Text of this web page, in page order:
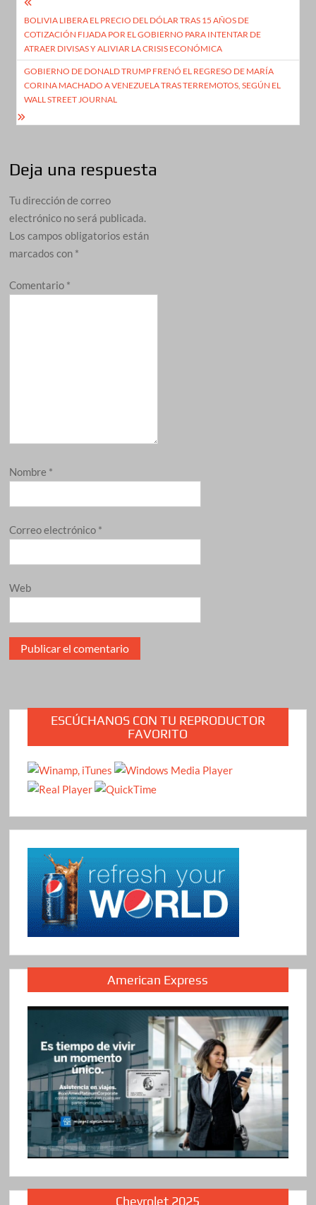
Navegación
de
entradas
BOLIVIA LIBERA EL PRECIO DEL DÓLAR TRAS 15 AÑOS DE
COTIZACIÓN FIJADA POR EL GOBIERNO PARA INTENTAR DE
ATRAER DIVISAS Y ALIVIAR LA CRISIS ECONÓMICA
GOBIERNO DE DONALD TRUMP FRENÓ EL REGRESO DE MARÍA
CORINA MACHADO A VENEZUELA TRAS TERREMOTOS, SEGÚN EL
WALL STREET JOURNAL
Deja una respuesta
Tu dirección de correo
electrónico no será publicada.
Los campos obligatorios están
marcados con *
Comentario *
Nombre *
Correo electrónico *
Web
ESCÚCHANOS CON TU REPRODUCTOR
FAVORITO
American Express
Chevrolet 2025